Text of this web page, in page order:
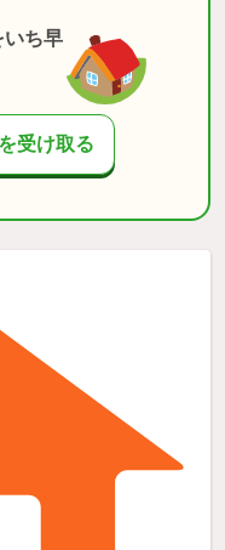
いち早
受け取る